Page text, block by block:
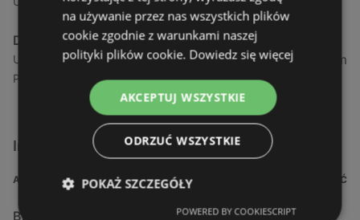
Dino
Ul. 23 Października 5 7 a, 62-080 Tarnowo
Podgórne
225,48 km
Inne sklepy Supermarkety w pobliżu
ADRES ODLEGŁOŚĆ
Biedronka
na używanie przez nas wszystkich plików
cookie zgodnie z warunkami naszej
polityki plików cookie. Dowiedz się więcej
AKCEPTUJ WSZYSTKIE
ODRZUĆ WSZYSTKIE
POKAŻ SZCZEGÓŁY
POWERED BY COOKIESCRIPT